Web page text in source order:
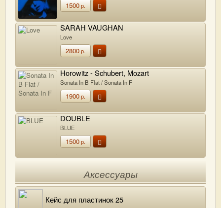
1500р.
SARAH VAUGHAN
Love
2800р.
Horowitz - Schubert, Mozart
Sonata In B Flat / Sonata In F
1900р.
DOUBLE
BLUE
1500р.
Аксессуары
Кейс для пластинок 25